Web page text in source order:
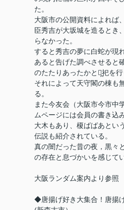
た。
大阪市の公開資料によれば
臣秀吉が大坂城を造るとき
らなかった。
すると秀吉の夢に白蛇が現
あると告げた調べさせると
のたたりあったかと祭̪祀を行
それによって天守閣の棟も
る。
また今友会（大阪市今市中
ムページには会員の書き込
大木もあり、榎ばばあとい
伝説も紹介されている。
真の闇だった昔の夜，黒々
の存在と息づかいを感じて
大阪ランダム案内より参照
◆唐揚げ好き大集合！唐揚